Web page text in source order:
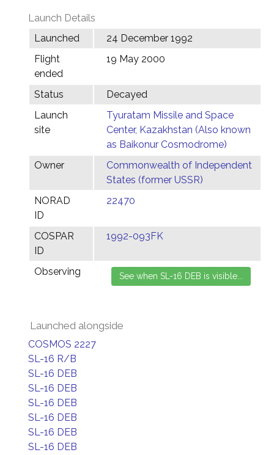
Launch Details
Launched
24 December 1992
Flight
ended
19 May 2000
Status
Decayed
Launch
site
Tyuratam Missile and Space
Center, Kazakhstan (Also known
as Baikonur Cosmodrome)
Owner
Commonwealth of Independent
States (former USSR)
NORAD
ID
22470
COSPAR
ID
1992-093FK
Observing
Launched alongside
COSMOS 2227
SL-16 R/B
SL-16 DEB
SL-16 DEB
SL-16 DEB
SL-16 DEB
SL-16 DEB
SL-16 DEB